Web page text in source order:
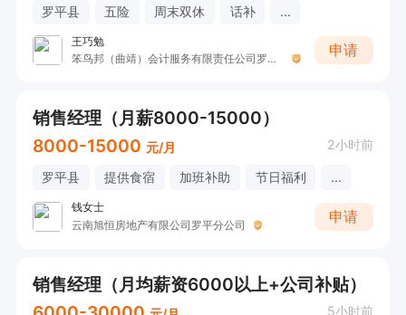
罗平县 五险 周末双休 话补 ...
王巧勉
笨鸟邦（曲靖）会计服务有限责任公司罗平分公司
申请
销售经理（月薪8000-15000）
8000-15000 元/月 2小时前
罗平县 提供食宿 加班补助 节日福利 ...
钱女士
云南旭恒房地产有限公司罗平分公司
申请
销售经理（月均薪资6000以上+公司补贴）
5小时前